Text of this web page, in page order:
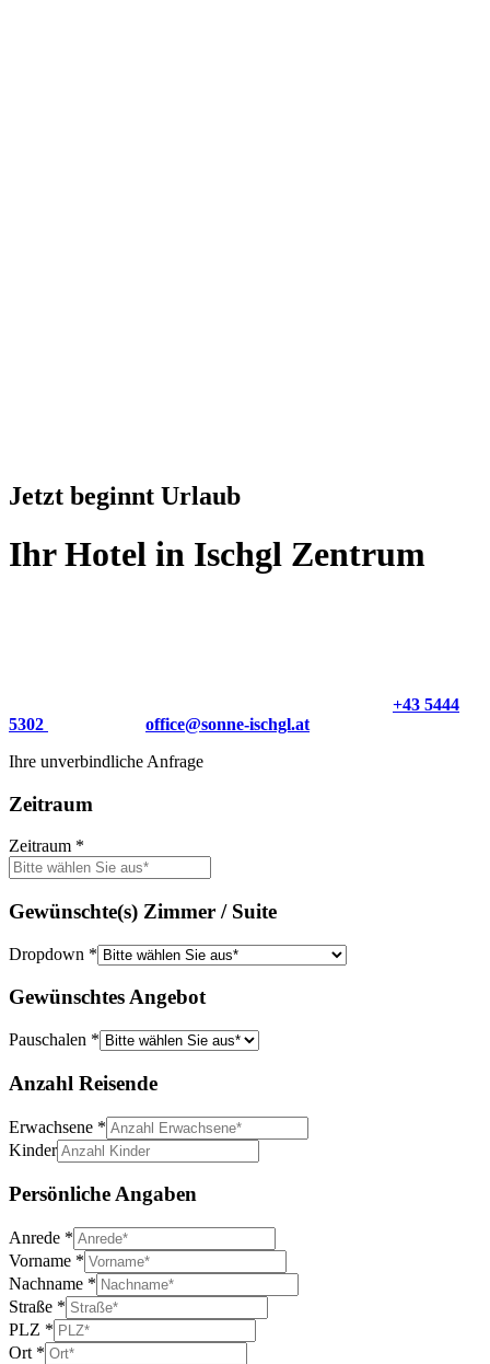
Jetzt beginnt Urlaub
Ihr Hotel in Ischgl Zentrum
+43 5444
5302
office@sonne-ischgl.at
Ihre unverbindliche Anfrage
Zeitraum
Zeitraum *
Gewünschte(s) Zimmer / Suite
Dropdown *
Gewünschtes Angebot
Pauschalen *
Anzahl Reisende
Erwachsene *
Kinder
Persönliche Angaben
Anrede *
Vorname *
Nachname *
Straße *
PLZ *
Ort *